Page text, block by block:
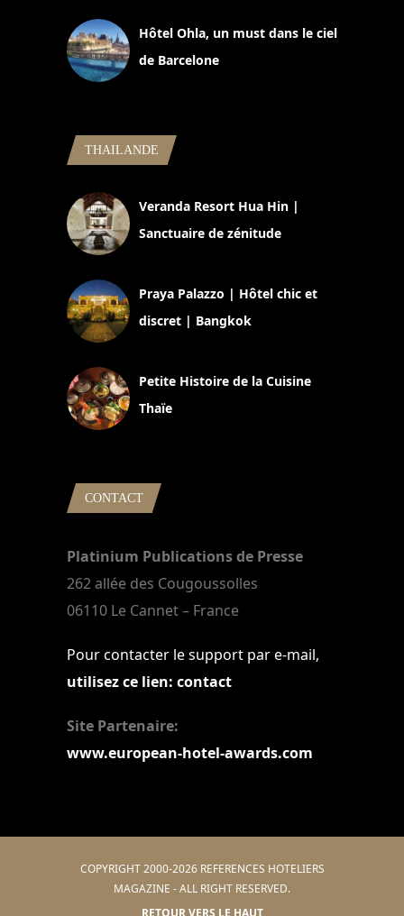
Hôtel Ohla, un must dans le ciel
de Barcelone
THAILANDE
Veranda Resort Hua Hin |
Sanctuaire de zénitude
Praya Palazzo | Hôtel chic et
discret | Bangkok
Petite Histoire de la Cuisine
Thaïe
CONTACT
Platinium Publications de Presse
262 allée des Cougoussolles
06110 Le Cannet – France
Pour contacter le support par e-mail,
utilisez ce lien: contact
Site Partenaire:
www.european-hotel-awards.com
COPYRIGHT 2000-2026 REFERENCES HOTELIERS
MAGAZINE - ALL RIGHT RESERVED.
RETOUR VERS LE HAUT